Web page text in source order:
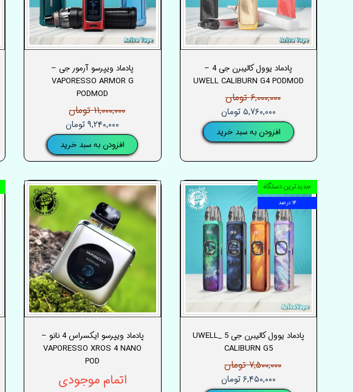
پادماد یوول کالیبرن جی 4 –
UWELL CALIBURN G4 PODMOD
۶,۰۰۰,۰۰۰ تومان
۵,۷۶۰,۰۰۰ تومان
افزودن به سبد خرید
پادماد ویپرسو آرمور جی –
VAPORESSO ARMOR G
PODMOD
۱۱,۰۰۰,۰۰۰ تومان
۹,۲۴۰,۰۰۰ تومان
افزودن به سبد خرید
پادماد یوول کالیبرن جی 5 _UWELL
CALIBURN G5
۷,۵۰۰,۰۰۰ تومان
۶,۴۵۰,۰۰۰ تومان
جدیدترین دستگاه
۱۴ درصد
پادماد ویپرسو ایکسراس 4 نانو –
VAPORESSO XROS 4 NANO
POD
اتمام موجودی